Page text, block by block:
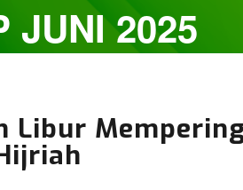
JUNI 2025
Libur